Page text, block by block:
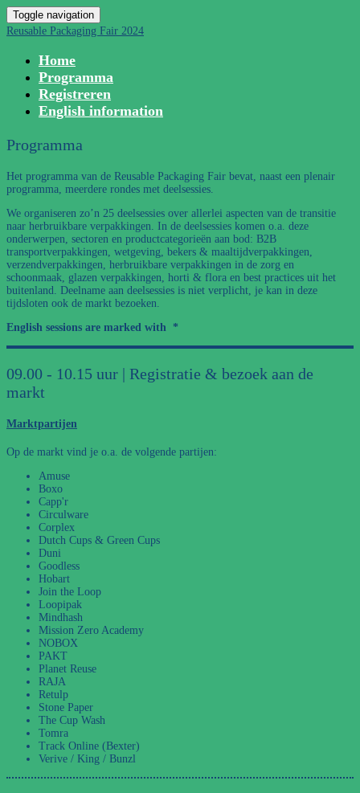
Toggle navigation
Reusable Packaging Fair 2024
Home
Programma
Registreren
English information
Programma
Het programma van de Reusable Packaging Fair bevat, naast een plenair
programma, meerdere rondes met deelsessies.
We organiseren zo’n 25 deelsessies over allerlei aspecten van de transitie
naar herbruikbare verpakkingen. In de deelsessies komen o.a. deze
onderwerpen, sectoren en productcategorieën aan bod: B2B
transportverpakkingen, wetgeving, bekers & maaltijdverpakkingen,
verzendverpakkingen, herbruikbare verpakkingen in de zorg en
schoonmaak, glazen verpakkingen, horti & flora en best practices uit het
buitenland. Deelname aan deelsessies is niet verplicht, je kan in deze
tijdsloten ook de markt bezoeken.
English sessions are marked with *
09.00 - 10.15 uur | Registratie & bezoek aan de
markt
Marktpartijen
Op de markt vind je o.a. de volgende partijen:
Amuse
Boxo
Capp'r
Circulware
Corplex
Dutch Cups & Green Cups
Duni
Goodless
Hobart
Join the Loop
Loopipak
Mindhash
Mission Zero Academy
NOBOX
PAKT
Planet Reuse
RAJA
Retulp
Stone Paper
The Cup Wash
Tomra
Track Online (Bexter)
Verive / King / Bunzl